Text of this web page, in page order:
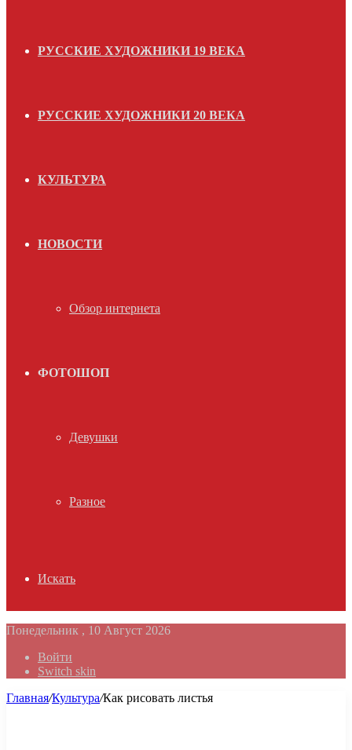
РУССКИЕ ХУДОЖНИКИ 19 ВЕКА
РУССКИЕ ХУДОЖНИКИ 20 ВЕКА
КУЛЬТУРА
НОВОСТИ
Обзор интернета
ФОТОШОП
Девушки
Разное
Искать
Понедельник , 10 Август 2026
Войти
Switch skin
Главная/Культура/Как рисовать листья